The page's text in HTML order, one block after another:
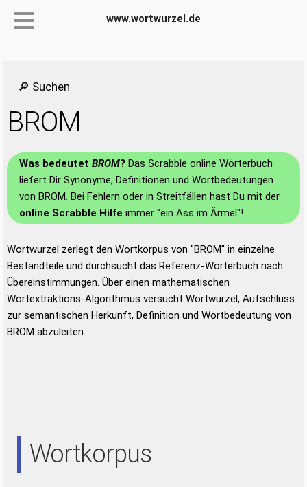
www.wortwurzel.de
🔎 Suchen
BROM
Was bedeutet BROM? Das Scrabble online Wörterbuch
liefert Dir Synonyme, Definitionen und Wortbedeutungen
von BROM. Bei Fehlern oder in Streitfällen hast Du mit der
online Scrabble Hilfe immer "ein Ass im Ärmel"!
Wortwurzel zerlegt den Wortkorpus von "BROM" in einzelne
Bestandteile und durchsucht das Referenz-Wörterbuch nach
Übereinstimmungen. Über einen mathematischen
Wortextraktions-Algorithmus versucht Wortwurzel, Aufschluss
zur semantischen Herkunft, Definition und Wortbedeutung von
BROM abzuleiten.
Wortkorpus